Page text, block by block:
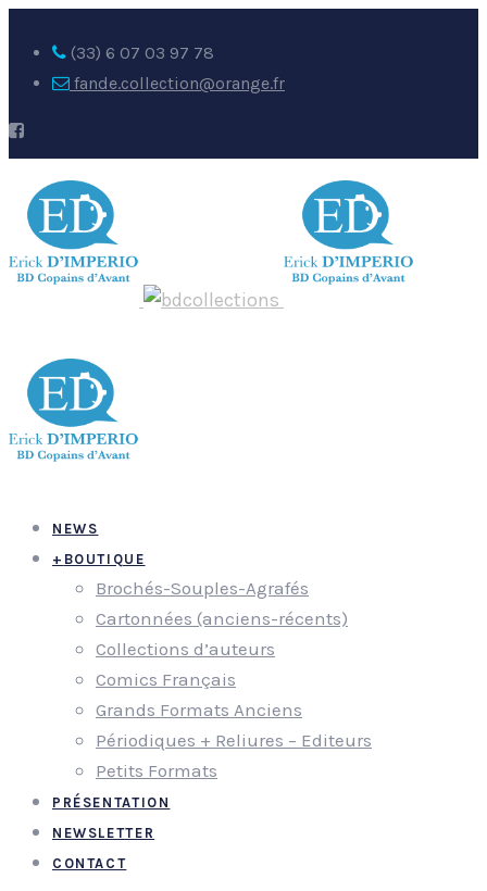
(33) 6 07 03 97 78
fande.collection@orange.fr
NEWS
+ BOUTIQUE
Brochés-Souples-Agrafés
Cartonnées (anciens-récents)
Collections d’auteurs
Comics Français
Grands Formats Anciens
Périodiques + Reliures – Editeurs
Petits Formats
PRÉSENTATION
NEWSLETTER
CONTACT